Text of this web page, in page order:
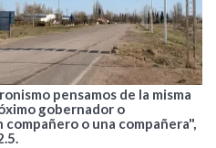
pensamos de la misma
gobernador o
o una compañera",